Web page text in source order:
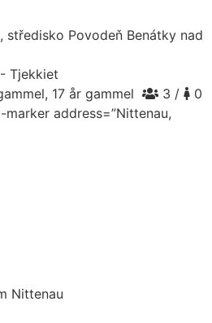
středisko Povodeň Benátky nad
Tjekkiet
17 år gammel
3 /
0
address=”Nittenau,
Nittenau